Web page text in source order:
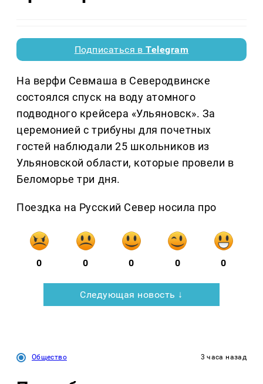
Подписаться вTelegram
На верфи Севмаша в Северодвинске
состоялся спуск на воду атомного
подводного крейсера «Ульяновск». За
церемонией с трибуны для почетных
гостей наблюдали 25 школьников из
Ульяновской области, которые провели в
Беломорье три дня.
Поездка на Русский Север носила про
0 0 0 0 0
Следующая новость ↓
Общество 3 часа назад